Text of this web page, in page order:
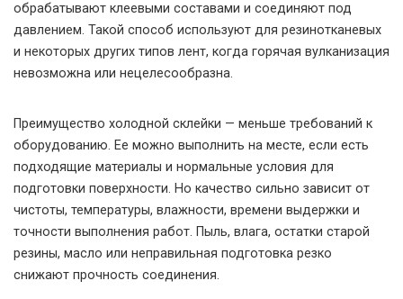
обрабатывают клеевыми составами и соединяют под
давлением. Такой способ используют для резинотканевых
и некоторых других типов лент, когда горячая вулканизация
невозможна или нецелесообразна.
Преимущество холодной склейки — меньше требований к
оборудованию. Ее можно выполнить на месте, если есть
подходящие материалы и нормальные условия для
подготовки поверхности. Но качество сильно зависит от
чистоты, температуры, влажности, времени выдержки и
точности выполнения работ. Пыль, влага, остатки старой
резины, масло или неправильная подготовка резко
снижают прочность соединения.